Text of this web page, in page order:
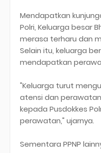
Mendapatkan
Polri, Keluarga besar
merasa terharu dan
Selain itu, keluarga
mendapatkan
"Keluarga turut
atensi dan
kepada Pusdokkes
perawatan," ujarnya.
Sementara PPNP